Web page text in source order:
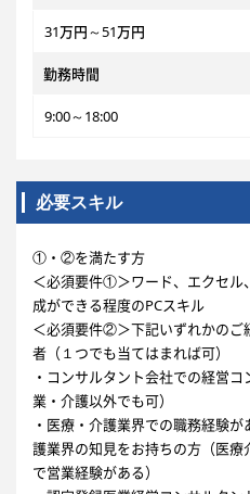
31万円～51万円
勤務時間
9:00～18:00
必要スキル
①・②を満たす方
＜必須要件①＞ワード、エクセル
成ができる程度のPCスキル
＜必須要件②＞下記いずれかのご
者（１つでも当てはまれば可）
・コンサルタント会社での経営
業・介護以外でも可）
・医療・介護業界での職務経験
護業界の知見をお持ちの方（医
で営業経験がある）